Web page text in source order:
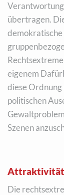
Verantwortung
übertragen.
demokratische
eigenem
diese
politischen
Szenen
Attraktivität
Die